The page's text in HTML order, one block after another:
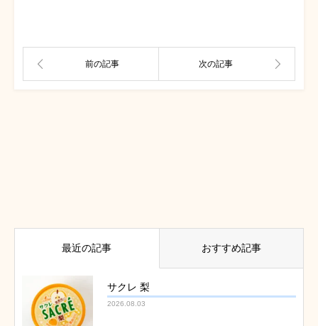
最近の記事 おすすめ記事
サクレ 梨
2026.08.03